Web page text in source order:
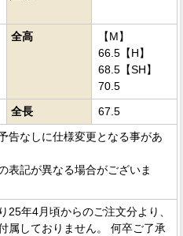
全高
【M】
66.5【H】
68.5【SH】
70.5
全長
67.5
告なしに仕様変更となる事があ
表記が異なる場合がございま
25年4月頃からのご注文分より、
属しておりません。 何卒ご了承